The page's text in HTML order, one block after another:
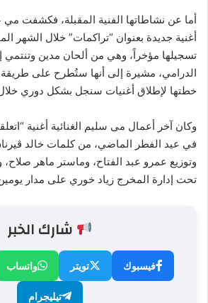
أما عن نشاطاتها الفنية المقبلة، فكشفت
أغنية جديدة بعنوان “تراكمات” خلال الشهر
تسجيلها مؤخراً، وهي من ألحان مدين وتنتمي
الدرامي، مشيرة إلى أنها ستُطرح على
خطتها لإطلاق أغنيات سنجل بشكل دوري خلال
وكان آخر أعمال مى سليم الغنائية أغنية
في عيد الفطر الماضي، من كلمات خالد
وتوزيع عمرو عبد الفتاح، وماستر ماهر صلاح،
تحت إدارة المخرج زياد خوري على مدار
شارك الخبر
فيسبوك تويتر واتساب
تيليجرام